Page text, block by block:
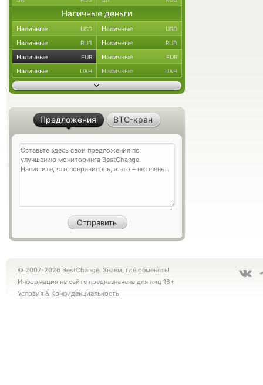
Наличные деньги
Наличные USD Наличные USD
Наличные RUB Наличные RUB
Наличные EUR Наличные EUR
Наличные UAH Наличные UAH
Предложения BTC-кран
© 2007-2026 BestChange. Знаем, где обменять!
Информация на сайте предназначена для лиц 18+
Условия & Конфиденциальность